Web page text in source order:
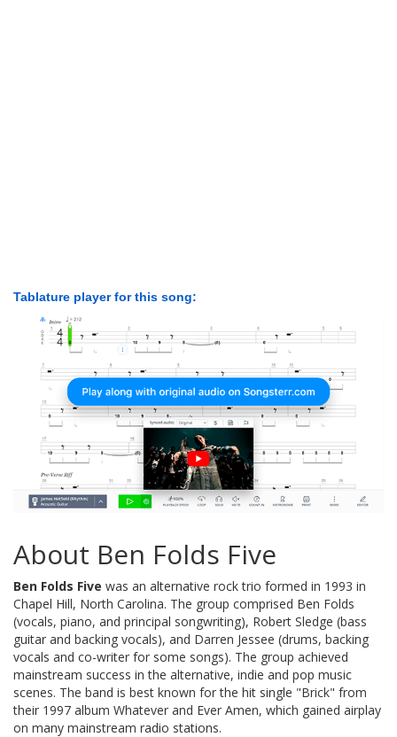
Tablature player for this song:
About Ben Folds Five
Ben Folds Five was an alternative rock trio formed in 1993 in
Chapel Hill, North Carolina. The group comprised Ben Folds
(vocals, piano, and principal songwriting), Robert Sledge (bass
guitar and backing vocals), and Darren Jessee (drums, backing
vocals and co-writer for some songs). The group achieved
mainstream success in the alternative, indie and pop music
scenes. The band is best known for the hit single "Brick" from
their 1997 album Whatever and Ever Amen, which gained airplay
on many mainstream radio stations.